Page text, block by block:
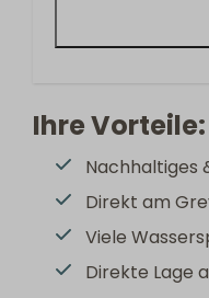
Ihre Vorteile:
Nachhaltiges
Direkt am
Viele
Direkte Lage